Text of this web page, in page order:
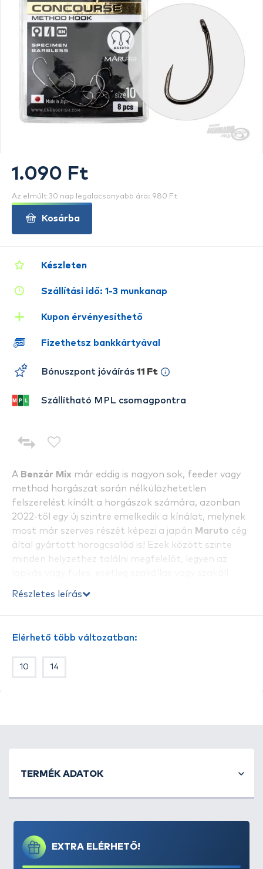
A Benzár Mix már eddig is nagyon sok, feeder vagy
method horgászat során nélkülözhetetlen
felszerelést kínált a horgászok számára, azonban
2022-től egy új szintre emelkedik a kínálat, melynek
most már szerves részét képezi a japán Maruto cég
által gyártott horogcsalád is! Ezek között szinte
minden helyzethez találni megfelelőt, legyen az
method feeder horgászathoz készült. Ezt a horgot
kizárólag szakáll nélküli típusokkal lehet horgászni.
használata melletttud ez utóbbi jellemzője
rendkívül tartós, köszönhetően a tökéletesre
hogy horgunk idő előtt kicsorbulna.
Method Specimen
Részletes leírás
Elérhető több változatban:
10 14
Készleten
Szállítási idő: 1-3 munkanap
Kupon érvényesíthető
Fizethetsz bankkártyával
Bónuszpont jóváírás 11 Ft
Szállítható MPL csomagpontra
1.090 Ft
Az elmúlt 30 nap legalacsonyabb ára: 980 Ft
Kosárba
EXTRA ELÉRHETŐ!
TERMÉK ADATOK